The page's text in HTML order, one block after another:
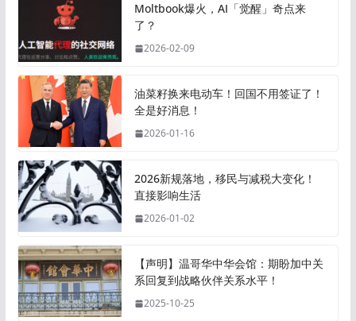
Moltbook爆火，AI「觉醒」奇点来
了？
2026-02-09
油菜籽换来电动车！回国不用签证了！
全是好消息！
2026-01-16
2026新规落地，移民与减税大变化！
直接影响生活
2026-01-02
【声明】温哥华中华会馆：期盼加中关
系回复到战略伙伴关系水平！
2025-10-25